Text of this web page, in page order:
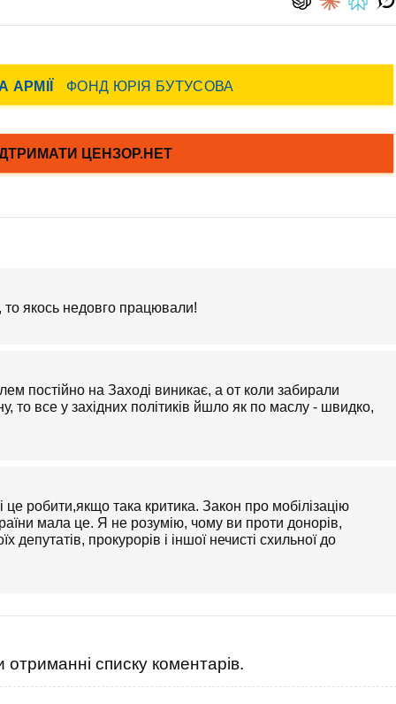
якось недовго працювали!
постійно на Заході виникає, а от коли забирали
то все у західних політиків йшло як по маслу - швидко,
робити,якщо така критика. Закон про мобілізацію
мала це. Я не розумію, чому ви проти донорів,
депутатів, прокурорів і іншої нечисті схильної до
списку коментарів.